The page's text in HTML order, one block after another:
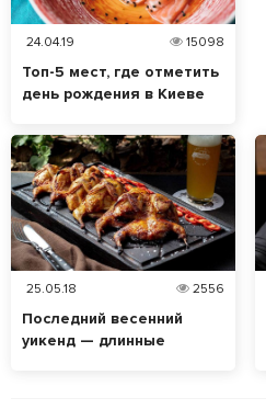
24.04.19 15098
Топ-5 мест, где отметить
день рождения в Киеве
25.05.18 2556
Последний весенний
уикенд — длинные